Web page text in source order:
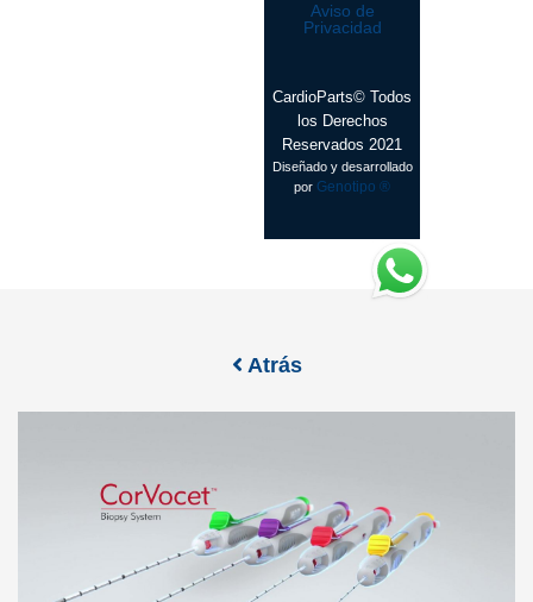
Aviso de
Privacidad
CardioParts© Todos
los Derechos
Reservados 2021
Diseñado y desarrollado
por Genotipo ®
Atrás